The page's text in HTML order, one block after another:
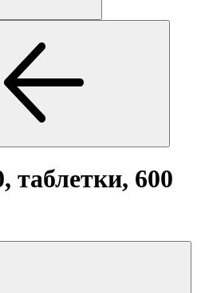
таблетки, 600